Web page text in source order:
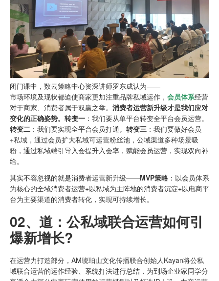
闭门课中，数云策略中心资深讲师罗东成认为——
市场环境及现状都迫使商家更加注重品牌私域运作， 会员体系经营
对于商家、消费者属于双赢之举。 消费者运营新升级才是我们应对
变化的正确姿势。 转变一 ：我们要从单平台转变全平台会员运营。
转变二 ：我们要实现全平台会员打通。 转变三 ：我们要做好会员
+私域，通过会员扩大私域可运营粉丝池，公域渠道多种场景吸
粉，通过私域端引导入会提升入会率，赋能会员运营，实现双向补
给。
其实不容忽视的就是消费者运营新升级——MVP策略 ：以会员体系
为核心的全域消费者运营+以私域为主阵地的消费者沉淀+以电商平
台为主要渠道的消费者转化，实现可持续增长。
02、 道：公私域联合运营如何引
爆新增长?
在运营力打造部分，AM琥珀山文化传播联合创始人Kayan将公私
域联合运营的运作经验、系统打法进行总结，为到场企业家同学分